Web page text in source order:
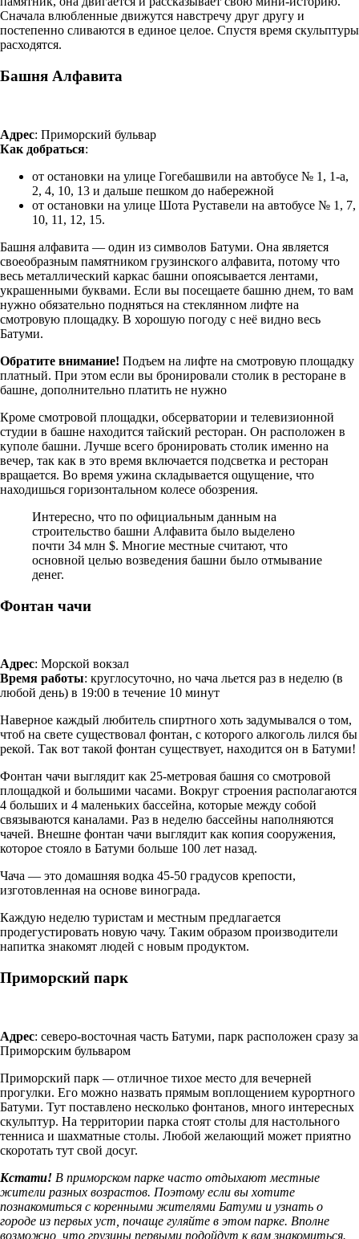
Сначала влюбленные движутся навстречу друг другу и
постепенно сливаются в единое целое. Спустя время скульптуры
расходятся.
Башня Алфавита
Адрес: Приморский бульвар
Как добраться:
от остановки на улице Гогебашвили на автобусе № 1, 1-а,
2, 4, 10, 13 и дальше пешком до набережной
от остановки на улице Шота Руставели на автобусе № 1, 7,
10, 11, 12, 15.
Башня алфавита — один из символов Батуми. Она является
своеобразным памятником грузинского алфавита, потому что
весь металлический каркас башни опоясывается лентами,
украшенными буквами. Если вы посещаете башню днем, то вам
нужно обязательно подняться на стеклянном лифте на
смотровую площадку. В хорошую погоду с неё видно весь
Батуми.
Обратите внимание! Подъем на лифте на смотровую площадку
платный. При этом если вы бронировали столик в ресторане в
башне, дополнительно платить не нужно
Кроме смотровой площадки, обсерватории и телевизионной
студии в башне находится тайский ресторан. Он расположен в
куполе башни. Лучше всего бронировать столик именно на
вечер, так как в это время включается подсветка и ресторан
вращается. Во время ужина складывается ощущение, что
находишься горизонтальном колесе обозрения.
Интересно, что по официальным данным на
строительство башни Алфавита было выделено
почти 34 млн $. Многие местные считают, что
основной целью возведения башни было отмывание
денег.
Фонтан чачи
Адрес: Морской вокзал
Время работы: круглосуточно, но чача льется раз в неделю (в
любой день) в 19:00 в течение 10 минут
Наверное каждый любитель спиртного хоть задумывался о том,
чтоб на свете существовал фонтан, с которого алкоголь лился бы
рекой. Так вот такой фонтан существует, находится он в Батуми!
Фонтан чачи выглядит как 25-метровая башня со смотровой
площадкой и большими часами. Вокруг строения располагаются
4 больших и 4 маленьких бассейна, которые между собой
связываются каналами. Раз в неделю бассейны наполняются
чачей. Внешне фонтан чачи выглядит как копия сооружения,
которое стояло в Батуми больше 100 лет назад.
Чача — это домашняя водка 45-50 градусов крепости,
изготовленная на основе винограда.
Каждую неделю туристам и местным предлагается
продегустировать новую чачу. Таким образом производители
напитка знакомят людей с новым продуктом.
Приморский парк
Адрес: северо-восточная часть Батуми, парк расположен сразу за
Приморским бульваром
Приморский парк —отличное тихое место для вечерней
прогулки. Его можно назвать прямым воплощением курортного
Батуми. Тут поставлено несколько фонтанов, много интересных
скульптур. На территории парка стоят столы для настольного
тенниса и шахматные столы. Любой желающий может приятно
скоротать тут свой досуг.
Кстати! В приморском парке часто отдыхают местные
жители разных возрастов. Поэтому если вы хотите
познакомиться с коренными жителями Батуми и узнать о
городе из первых уст, почаще гуляйте в этом парке. Вполне
возможно, что грузины первыми подойдут к вам знакомиться.